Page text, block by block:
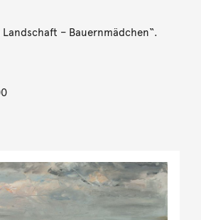
Landschaft – Bauernmädchen“.